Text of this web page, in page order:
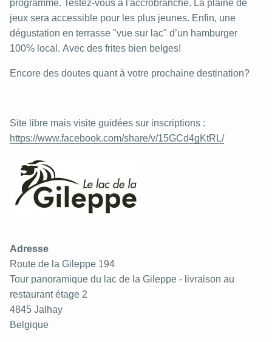
programme. Testez-vous à l'accrobranche. La plaine de
jeux sera accessible pour les plus jeunes. Enfin, une
dégustation en terrasse "vue sur lac" d’un hamburger
100% local. Avec des frites bien belges!
Encore des doutes quant à votre prochaine destination?
Site libre mais visite guidées sur inscriptions :
https://www.facebook.com/share/v/15GCd4gKtRL/
Adresse
Route de la Gileppe 194
Tour panoramique du lac de la Gileppe - livraison au
restaurant étage 2
4845 Jalhay
Belgique